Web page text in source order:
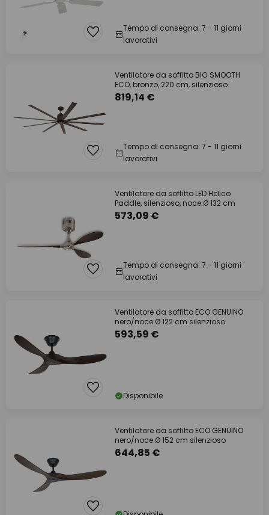
Tempo di consegna: 7 - 11 giorni
lavorativi
Ventilatore da soffitto BIG SMOOTH
ECO, bronzo, 220 cm, silenzioso
819,14 €
Tempo di consegna: 7 - 11 giorni
lavorativi
Ventilatore da soffitto LED Helico
Paddle, silenzioso, noce Ø 132 cm
573,09 €
Tempo di consegna: 7 - 11 giorni
lavorativi
Ventilatore da soffitto ECO GENUINO
nero/noce Ø 122 cm silenzioso
593,59 €
Disponibile
Ventilatore da soffitto ECO GENUINO
nero/noce Ø 152 cm silenzioso
644,85 €